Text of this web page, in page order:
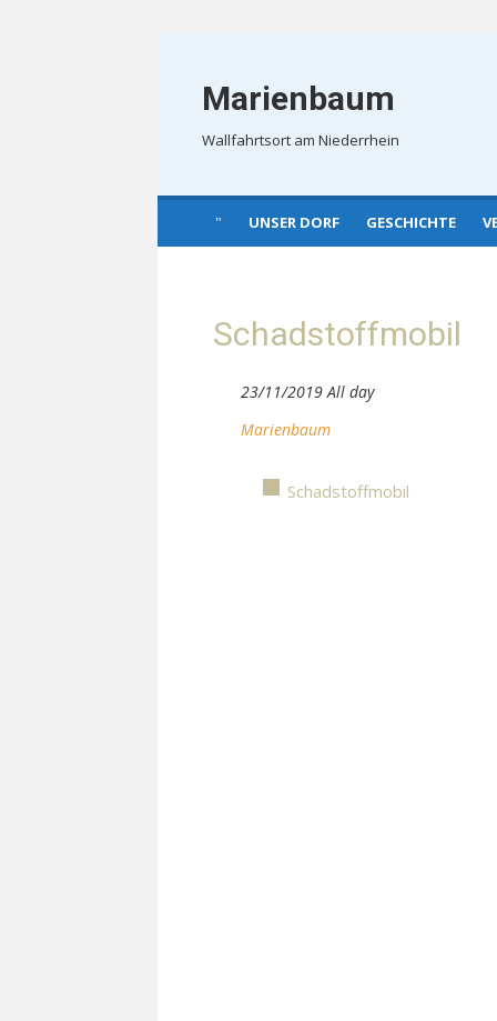
Marienbaum
Wallfahrtsort am Niederrhein
UNSER DORF GESCHICHTE
Schadstoffmobil
23/11/2019 All day
Marienbaum
Schadstoffmobil